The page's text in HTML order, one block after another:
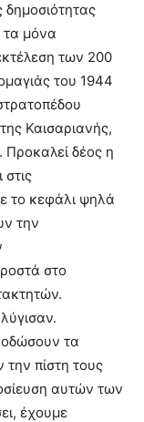
τα μόνα
των 200
του 1944
Καισαριανής,
δέος η
το κεφάλι ψηλά
την
στο
τα
την πίστη τους
αυτών των
έχουμε